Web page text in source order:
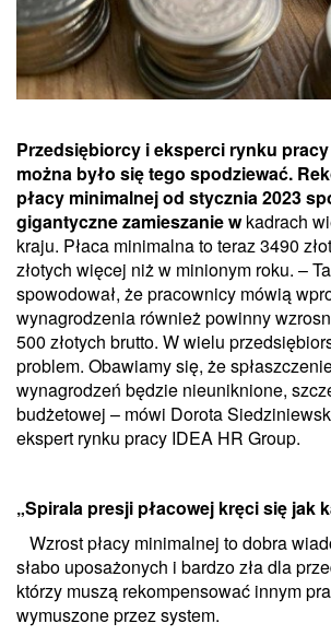
Przedsiębiorcy i eksperci rynku
można było się tego spodziewać.
płacy minimalnej od stycznia 2023
gigantyczne zamieszanie wkadrach
kraju. Płaca minimalna to teraz 3490
złotych więcej niż w minionym roku. –
spowodował, że pracownicy mówią
wynagrodzenia również powinny
500 złotych brutto. W wielu
problem. Obawiamy się, że
wynagrodzeń będzie nieuniknione,
budżetowej – mówi Dorota
ekspert rynku pracy IDEA HR Group.
„Spirala presji płacowej kręci się jak
Wzrost płacy minimalnej to dobra
słabo uposażonych i bardzo zła dla
którzy muszą rekompensować innym
wymuszone przez system.